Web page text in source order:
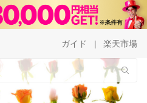
ガイド 楽天市場